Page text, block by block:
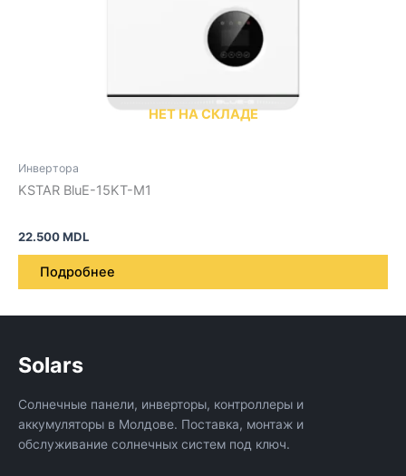
НЕТ НА СКЛАДЕ
Инвертора
KSTAR BluE-15KT-M1
22.500MDL
Подробнее
Solars
Солнечные панели, инверторы, контроллеры и
аккумуляторы в Молдове. Поставка, монтаж и
обслуживание солнечных систем под ключ.